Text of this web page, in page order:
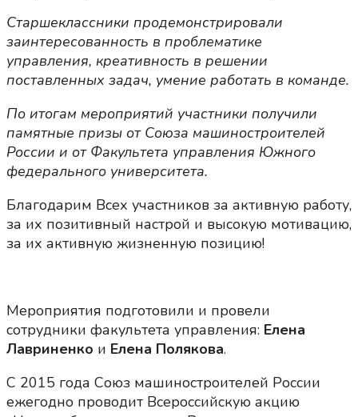
Старшеклассники продемонстрировали
заинтересованность в проблематике
управления, креативность в решении
поставленных задач, умение работать в команде.
По итогам мероприятий участники получили
памятные призы от Союза машиностроителей
России и от Факультета управления Южного
федерального университета.
Благодарим Всех участников за активную работу,
за их позитивный настрой и высокую мотивацию,
за их активную жизненную позицию!
Мероприятия подготовили и провели
сотрудники факультета управления: Елена
Лавриненко и Елена Полякова.
С 2015 года Союз машиностроителей России
ежегодно проводит Всероссийскую акцию